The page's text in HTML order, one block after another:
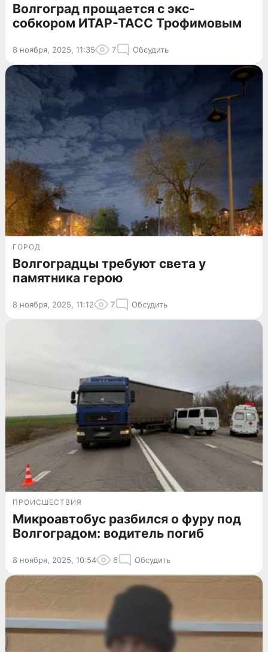
Волгоград прощается с экс-
собкором ИТАР-ТАСС Трофимовым
8 ноября, 2025, 11:35 7 Обсудить
ГОРОД
Волгоградцы требуют света у
памятника герою
8 ноября, 2025, 11:12 7 Обсудить
ПРОИСШЕСТВИЯ
Микроавтобус разбился о фуру под
Волгоградом: водитель погиб
8 ноября, 2025, 10:54 6 Обсудить